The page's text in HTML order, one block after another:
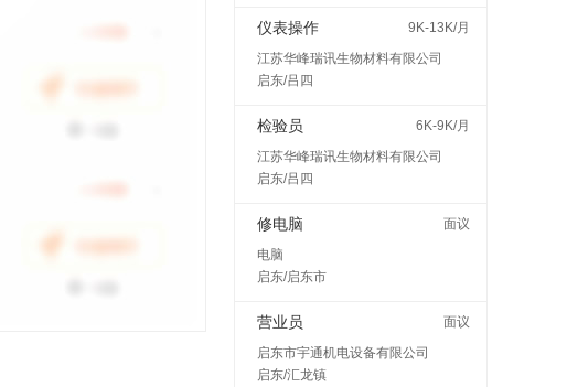
仪表操作
9K-13K/月
江苏华峰瑞讯生物材料有限公司
启东/吕四
检验员
6K-9K/月
江苏华峰瑞讯生物材料有限公司
启东/吕四
修电脑
面议
电脑
启东/启东市
营业员
面议
启东市宇通机电设备有限公司
启东/汇龙镇